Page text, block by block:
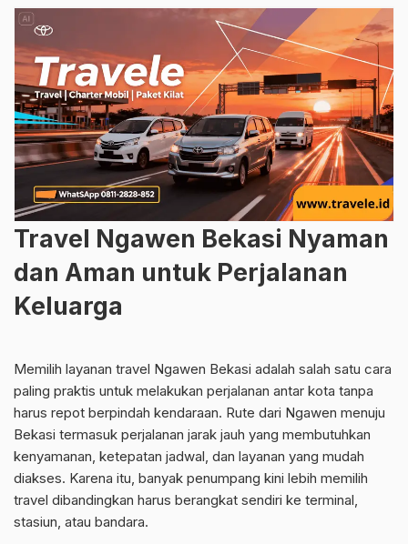
Travel Ngawen Bekasi Nyaman
dan Aman untuk Perjalanan
Keluarga
Memilih layanan travel Ngawen Bekasi adalah salah satu cara
paling praktis untuk melakukan perjalanan antar kota tanpa
harus repot berpindah kendaraan. Rute dari Ngawen menuju
Bekasi termasuk perjalanan jarak jauh yang membutuhkan
kenyamanan, ketepatan jadwal, dan layanan yang mudah
diakses. Karena itu, banyak penumpang kini lebih memilih
travel dibandingkan harus berangkat sendiri ke terminal,
stasiun, atau bandara.